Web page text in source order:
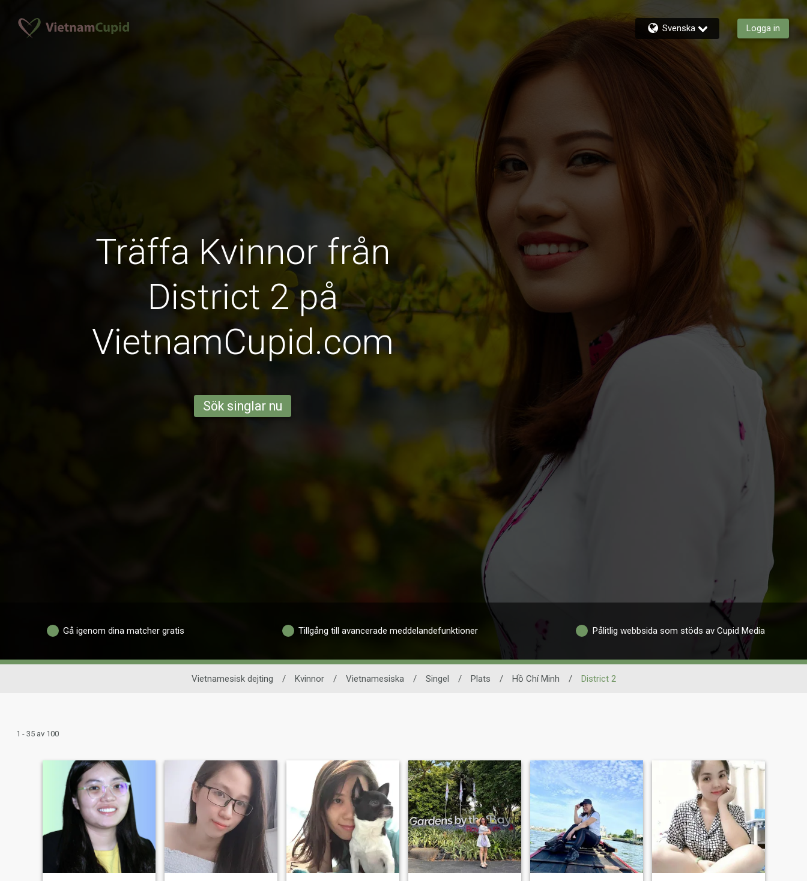
Svenska Logga in
Träffa Kvinnor från
District 2 på
VietnamCupid.com
Sök singlar nu
Gå igenom dina matcher gratis Tillgång till avancerade meddelandefunktioner Pålitlig webbsida som stöds av Cupid Media
Vietnamesisk dejting / Kvinnor / Vietnamesiska / Singel / Plats / Hồ Chí Minh / District 2
1 - 35 av 100